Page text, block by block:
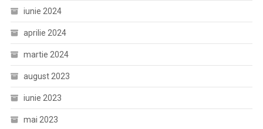
iunie 2024
aprilie 2024
martie 2024
august 2023
iunie 2023
mai 2023